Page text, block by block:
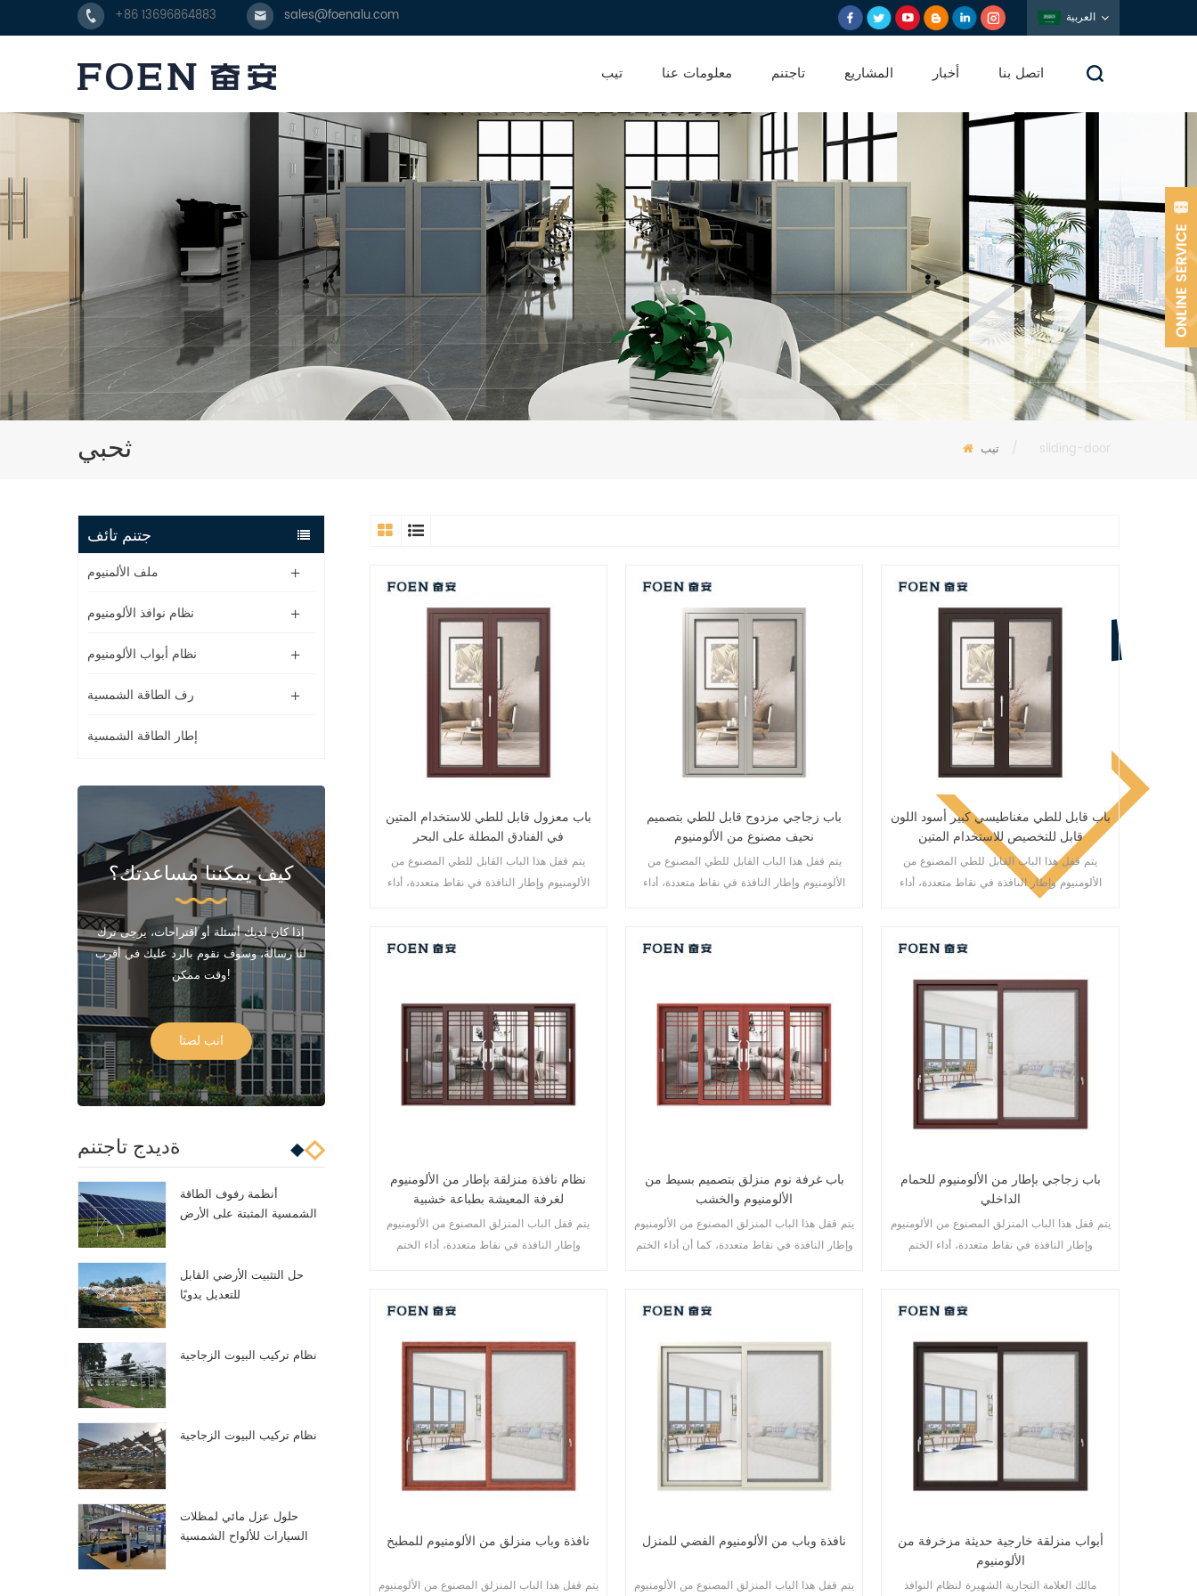
+86 13696864883 sales@foenalu.com العربية
تيب معلومات عنا تاجتنم المشاريع أخبار اتصل بنا
ثحبي تيب / sliding-door
جتنم تائف
ملف الألمنيوم
نظام نوافذ الألومنيوم
نظام أبواب الألومنيوم
رف الطاقة الشمسية
إطار الطاقة الشمسية
كيف يمكننا مساعدتك؟
إذا كان لديك أسئلة أو اقتراحات، يرجى ترك
لنا رسالة، وسوف نقوم بالرد عليك في أقرب
وقت ممكن!
انب لصتا
ةديدج تاجتنم
أنظمة رفوف الطاقة
الشمسية المثبتة على الأرض
حل التثبيت الأرضي القابل
للتعديل يدويًا
نظام تركيب البيوت الزجاجية
نظام تركيب البيوت الزجاجية
حلول عزل مائي لمظلات
السيارات للألواح الشمسية
باب معزول قابل للطي للاستخدام المتين
في الفنادق المطلة على البحر
يتم قفل هذا الباب القابل للطي المصنوع من
الألومنيوم وإطار النافذة في نقاط متعددة، أداء
باب زجاجي مزدوج قابل للطي بتصميم
نحيف مصنوع من الألومنيوم
يتم قفل هذا الباب القابل للطي المصنوع من
الألومنيوم وإطار النافذة في نقاط متعددة، أداء
باب قابل للطي مغناطيسي كبير أسود اللون
قابل للتخصيص للاستخدام المتين
يتم قفل هذا الباب القابل للطي المصنوع من
الألومنيوم وإطار النافذة في نقاط متعددة، أداء
نظام نافذة منزلقة بإطار من الألومنيوم
لغرفة المعيشة بطباعة خشبية
يتم قفل الباب المنزلق المصنوع من الألومنيوم
وإطار النافذة في نقاط متعددة، أداء الختم
باب غرفة نوم منزلق بتصميم بسيط من
الألومنيوم والخشب
يتم قفل هذا الباب المنزلق المصنوع من الألومنيوم
وإطار النافذة في نقاط متعددة، كما أن أداء الختم
باب زجاجي بإطار من الألومنيوم للحمام
الداخلي
يتم قفل هذا الباب المنزلق المصنوع من الألومنيوم
وإطار النافذة في نقاط متعددة، أداء الختم
نافذة وباب منزلق من الألومنيوم للمطبخ
يتم قفل هذا الباب المنزلق المصنوع من الألومنيوم
نافذة وباب من الألومنيوم الفضي للمنزل
يتم قفل هذا الباب المنزلق المصنوع من الألومنيوم
أبواب منزلقة خارجية حديثة مزخرفة من
الألومنيوم
مالك العلامة التجارية الشهيرة لنظام النوافذ